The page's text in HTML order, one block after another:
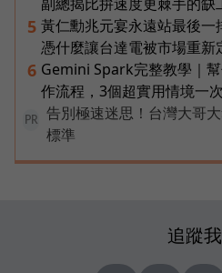
5 黃仁勳兆元宴永遠站最後一
憑什麼讓台達電被市場重新
6 Gemini Spark完整教學｜
作流程，3個超實用情境一
PR
告別極速迷思！台灣大哥
標準
追蹤